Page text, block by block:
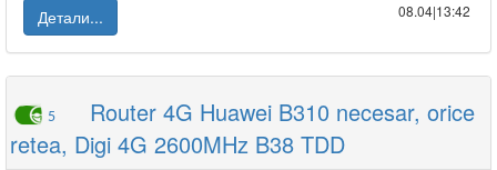
Детали...
08.04|13:42
5
Router 4G Huawei B310 necesar, orice
retea, Digi 4G 2600MHz B38 TDD